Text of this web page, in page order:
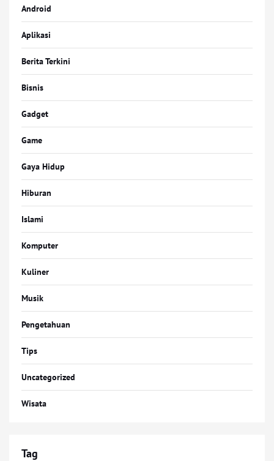
Android
Aplikasi
Berita Terkini
Bisnis
Gadget
Game
Gaya Hidup
Hiburan
Islami
Komputer
Kuliner
Musik
Pengetahuan
Tips
Uncategorized
Wisata
Tag